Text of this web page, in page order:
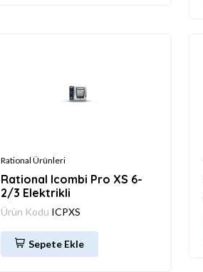
Rational Ürünleri
Rational Icombi Pro XS 6-
2/3 Elektrikli
Ürün Kodu ICPXS
Sepete Ekle